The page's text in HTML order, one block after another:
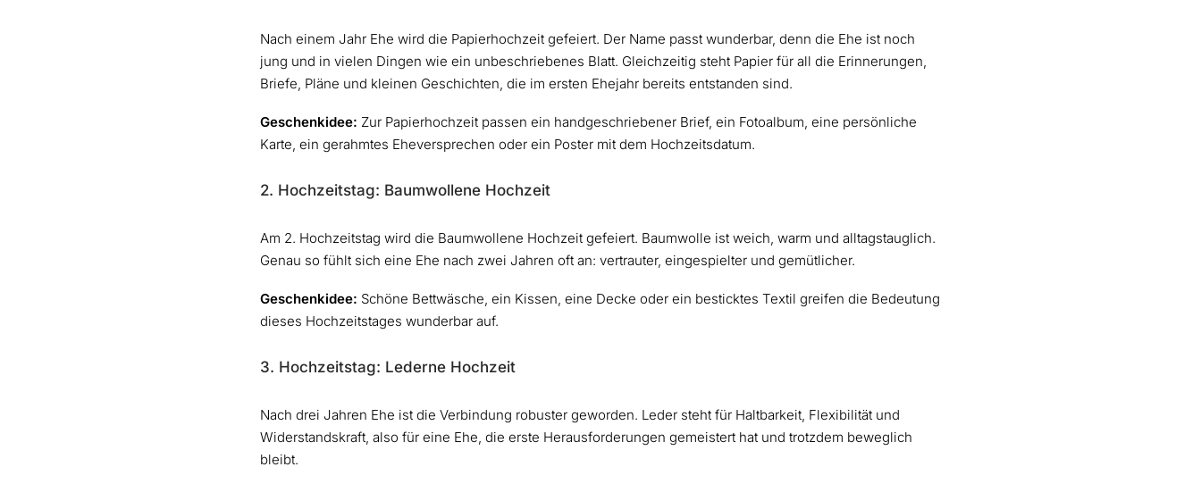
Nach einem Jahr Ehe wird die Papierhochzeit gefeiert. Der Name passt wunderbar, denn die Ehe ist noch
jung und in vielen Dingen wie ein unbeschriebenes Blatt. Gleichzeitig steht Papier für all die Erinnerungen,
Briefe, Pläne und kleinen Geschichten, die im ersten Ehejahr bereits entstanden sind.
Geschenkidee: Zur Papierhochzeit passen ein handgeschriebener Brief, ein Fotoalbum, eine persönliche
Karte, ein gerahmtes Eheversprechen oder ein Poster mit dem Hochzeitsdatum.
2. Hochzeitstag: Baumwollene Hochzeit
Am 2. Hochzeitstag wird die Baumwollene Hochzeit gefeiert. Baumwolle ist weich, warm und alltagstauglich.
Genau so fühlt sich eine Ehe nach zwei Jahren oft an: vertrauter, eingespielter und gemütlicher.
Geschenkidee: Schöne Bettwäsche, ein Kissen, eine Decke oder ein besticktes Textil greifen die Bedeutung
dieses Hochzeitstages wunderbar auf.
3. Hochzeitstag: Lederne Hochzeit
Nach drei Jahren Ehe ist die Verbindung robuster geworden. Leder steht für Haltbarkeit, Flexibilität und
Widerstandskraft, also für eine Ehe, die erste Herausforderungen gemeistert hat und trotzdem beweglich
bleibt.